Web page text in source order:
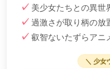
美少女たちとの異世
過激さが取り柄の放
叡智ないたずらアニ
＼ 少女